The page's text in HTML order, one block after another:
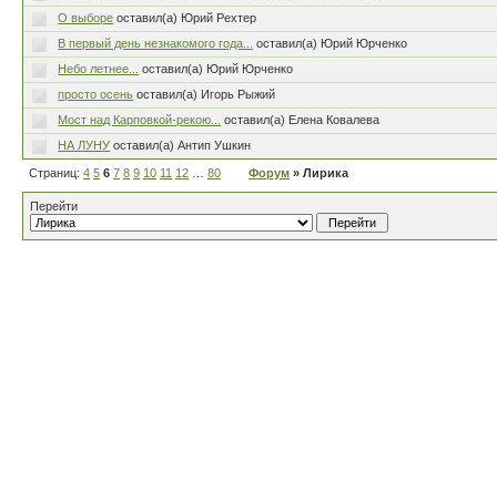
О выборе оставил(а) Юрий Рехтер
В первый день незнакомого года...
оставил(а) Юрий Юрченко
Небо летнее...
оставил(а) Юрий Юрченко
просто осень оставил(а) Игорь Рыжий
Мост над Карповкой-рекою...
оставил(а) Елена Ковалева
НА ЛУНУ оставил(а) Антип Ушкин
Страниц: 4 5 6 7 8 9 10 11 12 80 Форум » Лирика
Перейти